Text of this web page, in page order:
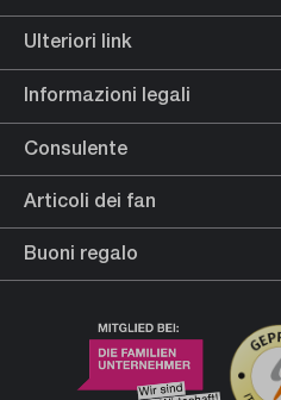
Ulteriori link
Informazioni legali
Consulente
Articoli dei fan
Buoni regalo